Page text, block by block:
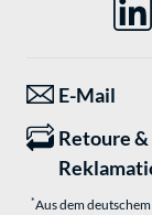
E-Mail
Retoure &
*Aus dem